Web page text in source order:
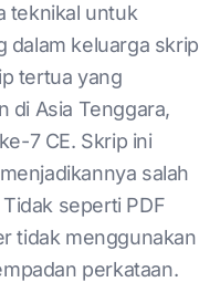
teknikal untuk
dalam keluarga skrip
tertua yang
di Asia Tenggara,
7 CE. Skrip ini
salah
seperti PDF
tidak menggunakan
perkataan.